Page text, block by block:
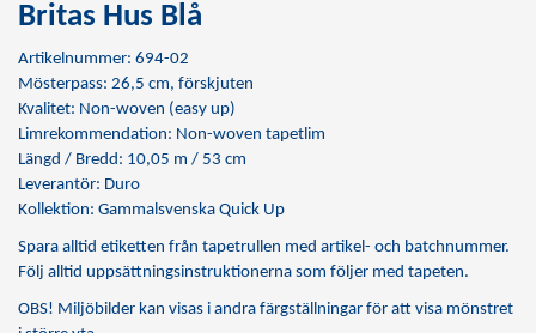
Britas Hus Blå
Artikelnummer: 694-02
Mösterpass: 26,5 cm, förskjuten
Kvalitet: Non-woven (easy up)
Limrekommendation: Non-woven tapetlim
Längd / Bredd: 10,05 m / 53 cm
Leverantör: Duro
Kollektion: Gammalsvenska Quick Up
Spara alltid etiketten från tapetrullen med artikel- och batchnummer.
Följ alltid uppsättningsinstruktionerna som följer med tapeten.
OBS! Miljöbilder kan visas i andra färgställningar för att visa mönstret